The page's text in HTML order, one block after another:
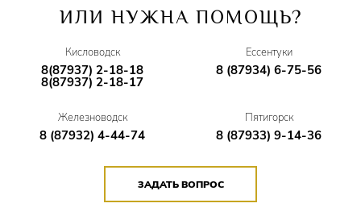
ИЛИ НУЖНА ПОМОЩЬ?
Кисловодск
8(87937) 2-18-18
8(87937) 2-18-17
Ессентуки
8 (87934) 6-75-56
Железноводск
8 (87932) 4-44-74
Пятигорск
8 (87933) 9-14-36
ЗАДАТЬ ВОПРОС